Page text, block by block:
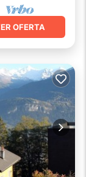
OFERTA